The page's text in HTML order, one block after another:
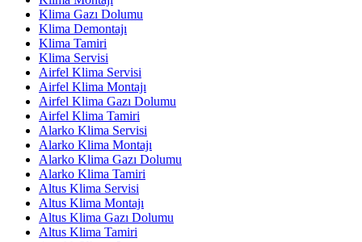
Klima Gazı Dolumu
Klima Demontajı
Klima Tamiri
Klima Servisi
Airfel Klima Servisi
Airfel Klima Montajı
Airfel Klima Gazı Dolumu
Airfel Klima Tamiri
Alarko Klima Servisi
Alarko Klima Montajı
Alarko Klima Gazı Dolumu
Alarko Klima Tamiri
Altus Klima Servisi
Altus Klima Montajı
Altus Klima Gazı Dolumu
Altus Klima Tamiri